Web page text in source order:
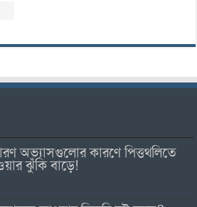
অভ্যাসগুলোর কারণে পিত্তথলিতে
ঝুঁকি বাড়ে!